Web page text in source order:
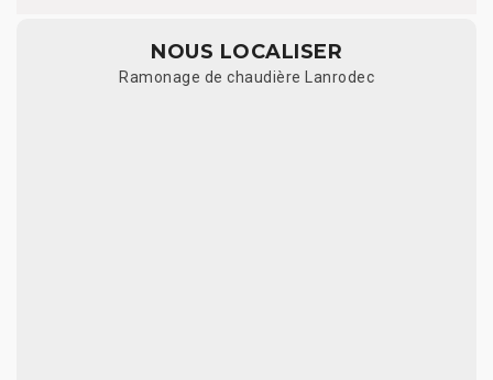
NOUS LOCALISER
Ramonage de chaudière Lanrodec